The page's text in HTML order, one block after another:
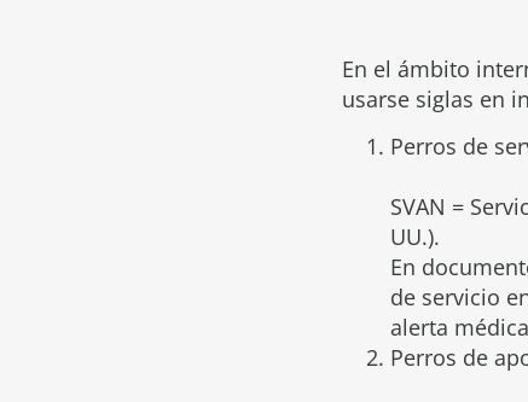
En el ámbito
usarse siglas en
Perros de
SVAN =
UU.).
En
de servicio
alerta
Perros de